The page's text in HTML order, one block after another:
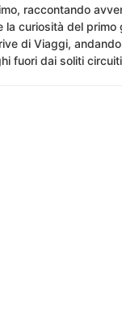
raccontando
la curiosità del primo
di Viaggi,
fuori dai soliti